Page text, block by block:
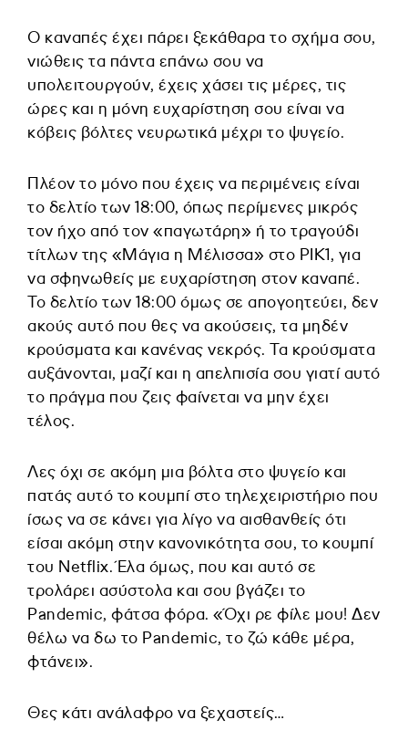
Ο καναπές έχει πάρει ξεκάθαρα το σχήμα σου,
νιώθεις τα πάντα επάνω σου να
υπολειτουργούν, έχεις χάσει τις μέρες, τις
ώρες και η μόνη ευχαρίστηση σου είναι να
κόβεις βόλτες νευρωτικά μέχρι το ψυγείο.
Πλέον το μόνο που έχεις να περιμένεις είναι
το δελτίο των 18:00, όπως περίμενες μικρός
τον ήχο από τον «παγωτάρη» ή το τραγούδι
τίτλων της «Μάγια η Μέλισσα» στο ΡΙΚ1, για
να σφηνωθείς με ευχαρίστηση στον καναπέ.
Το δελτίο των 18:00 όμως σε απογοητεύει, δεν
ακούς αυτό που θες να ακούσεις, τα μηδέν
κρούσματα και κανένας νεκρός. Τα κρούσματα
αυξάνονται, μαζί και η απελπισία σου γιατί αυτό
το πράγμα που ζεις φαίνεται να μην έχει
τέλος.
Λες όχι σε ακόμη μια βόλτα στο ψυγείο και
πατάς αυτό το κουμπί στο τηλεχειριστήριο που
ίσως να σε κάνει για λίγο να αισθανθείς ότι
είσαι ακόμη στην κανονικότητα σου, το κουμπί
του Netflix. Έλα όμως, που και αυτό σε
τρολάρει ασύστολα και σου βγάζει το
Pandemic, φάτσα φόρα. «Όχι ρε φίλε μου! Δεν
θέλω να δω το Pandemic, το ζώ κάθε μέρα,
φτάνει».
Θες κάτι ανάλαφρο να ξεχαστείς…